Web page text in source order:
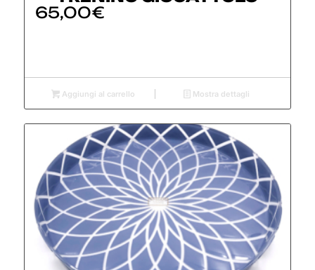
65,00€
Aggiungi al carrello Mostra dettagli